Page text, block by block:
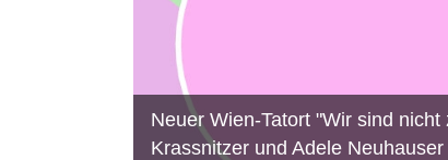
Neuer Wien-Tatort "Wir sind
Krassnitzer und Adele